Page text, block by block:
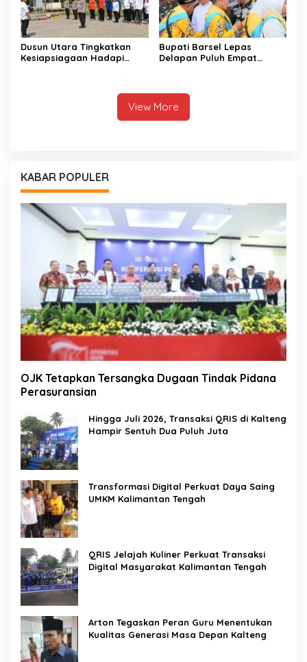
Dusun Utara Tingkatkan
Kesiapsiagaan Hadapi
Bupati Barsel Lepas
Delapan Puluh Empat
View More
KABAR POPULER
OJK Tetapkan Tersangka Dugaan Tindak Pidana
Perasuransian
Hingga Juli 2026, Transaksi QRIS di Kalteng
Hampir Sentuh Dua Puluh Juta
Transformasi Digital Perkuat Daya Saing
UMKM Kalimantan Tengah
QRIS Jelajah Kuliner Perkuat Transaksi
Digital Masyarakat Kalimantan Tengah
Arton Tegaskan Peran Guru Menentukan
Kualitas Generasi Masa Depan Kalteng